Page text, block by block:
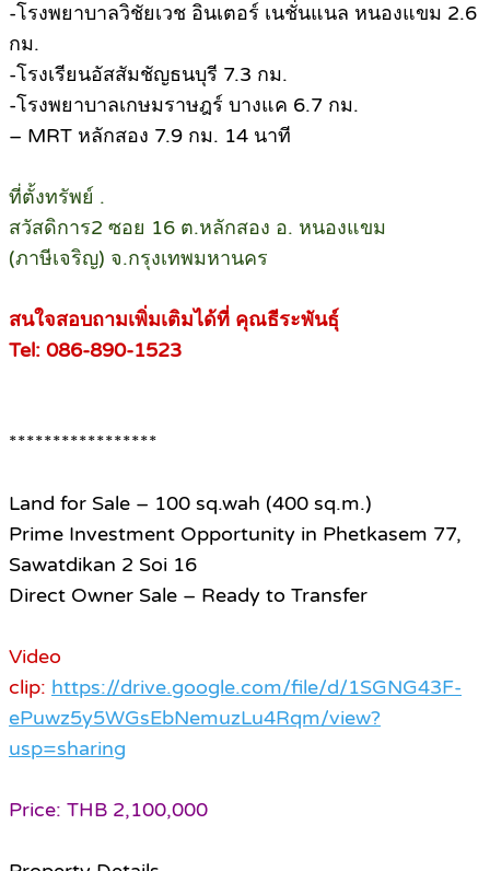
-โรงพยาบาลวิชัยเวช อินเตอร์ เนชั่นแนล หนองแขม 2.6
กม.
-โรงเรียนอัสสัมชัญธนบุรี 7.3 กม.
-โรงพยาบาลเกษมราษฎร์ บางแค 6.7 กม.
– MRT หลักสอง 7.9 กม. 14 นาที
ที่ตั้งทรัพย์ .
สวัสดิการ2 ซอย 16 ต.หลักสอง อ. หนองแขม
(ภาษีเจริญ) จ.กรุงเทพมหานคร
สนใจสอบถามเพิ่มเติมได้ที่ คุณธีระพันธุ์
Tel: 086-890-1523
*****************
Land for Sale – 100 sq.wah (400 sq.m.)
Prime Investment Opportunity in Phetkasem 77,
Sawatdikan 2 Soi 16
Direct Owner Sale – Ready to Transfer
Video
clip: https://drive.google.com/file/d/1SGNG43F-
ePuwz5y5WGsEbNemuzLu4Rqm/view?
usp=sharing
Price: THB 2,100,000